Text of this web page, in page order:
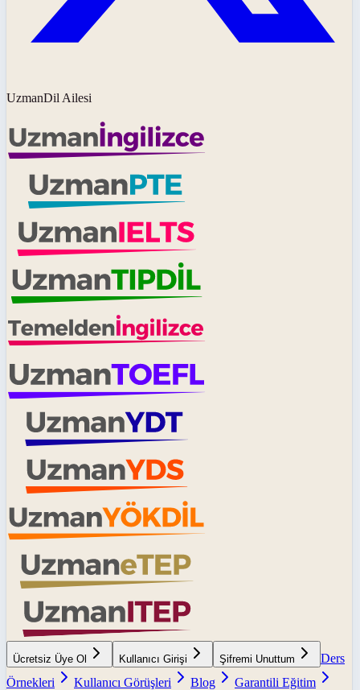
UzmanDil Ailesi
Ücretsiz Üye Ol Kullanıcı Girişi Şifremi Unuttum
Ders
Örnekleri
Kullanıcı Görüşleri Blog
Garantili Eğitim